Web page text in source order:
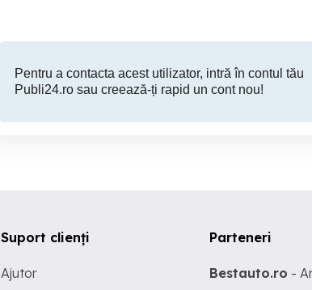
Pentru a contacta acest utilizator, intră în contul tău
Publi24.ro sau creează-ți rapid un cont nou!
Suport clienți
Ajutor
Parteneri
Bestauto.ro -